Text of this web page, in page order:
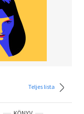
Teljes lista